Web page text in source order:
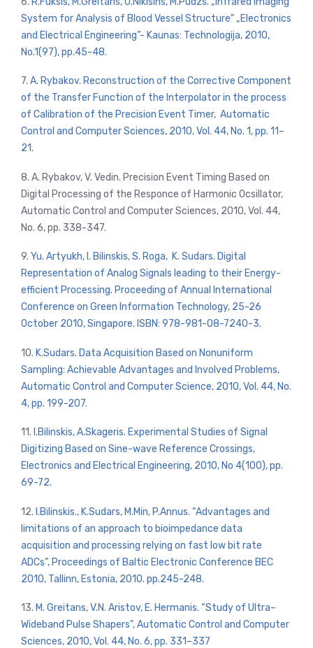
System for Analysis of Blood Vessel Structure” „Electronics
and Electrical Engineering”- Kaunas: Technologija, 2010,
No.1(97), pp.45-48.
7. A. Rybakov. Reconstruction of the Corrective Component
of the Transfer Function of the Interpolator in the process
of Calibration of the Precision Event Timer, Automatic
Control and Computer Sciences, 2010, Vol. 44, No. 1, pp. 11–
21.
8. A. Rybakov, V. Vedin. Precision Event Timing Based on
Digital Processing of the Responce of Harmonic Ocsillator,
Automatic Control and Computer Sciences, 2010, Vol. 44,
No. 6, pp. 338-347.
9. Yu. Artyukh, I. Bilinskis, S. Roga, K. Sudars. Digital
Representation of Analog Signals leading to their Energy-
efficient Processing. Proceeding of Annual International
Conference on Green Information Technology, 25-26
October 2010, Singapore. ISBN: 978-981-08-7240-3.
10. K.Sudars. Data Acquisition Based on Nonuniform
Sampling: Achievable Advantages and Involved Problems,
Automatic Control and Computer Science, 2010, Vol. 44, No.
4, pp. 199-207.
11. I.Bilinskis, A.Skageris. Experimental Studies of Signal
Digitizing Based on Sine-wave Reference Crossings,
Electronics and Electrical Engineering, 2010, No 4(100), pp.
69-72.
12. I.Bilinskis., K.Sudars, M.Min, P.Annus. “Advantages and
limitations of an approach to bioimpedance data
acquisition and processing relying on fast low bit rate
ADCs”, Proceedings of Baltic Electronic Conference BEC
2010, Tallinn, Estonia, 2010. pp.245-248.
13. M. Greitans, V.N. Aristov, E. Hermanis. “Study of Ultra–
Wideband Pulse Shapers”, Automatic Control and Computer
Sciences, 2010, Vol. 44, No. 6, pp. 331–337